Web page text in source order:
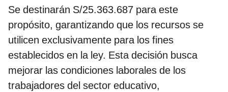
Se destinarán S/25.363.687 para este
propósito, garantizando que los recursos se
utilicen exclusivamente para los fines
establecidos en la ley. Esta decisión busca
mejorar las condiciones laborales de los
trabajadores del sector educativo,